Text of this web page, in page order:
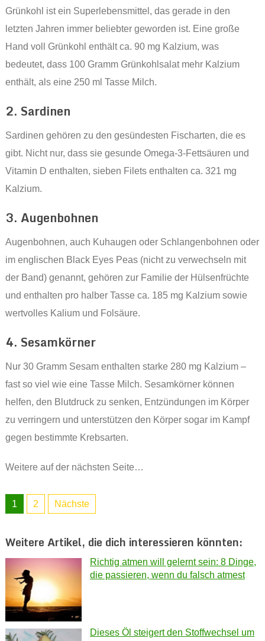
Grünkohl ist ein Superlebensmittel, das gerade in den
letzten Jahren immer beliebter geworden ist. Eine große
Hand voll Grünkohl enthält ca. 90 mg Kalzium, was
bedeutet, dass 100 Gramm Grünkohlsalat mehr Kalzium
enthält, als eine 250 ml Tasse Milch.
2. Sardinen
Sardinen gehören zu den gesündesten Fischarten, die es
gibt. Nicht nur, dass sie gesunde Omega-3-Fettsäuren und
Vitamin D enthalten, sieben Filets enthalten ca. 321 mg
Kalzium.
3. Augenbohnen
Augenbohnen, auch Kuhaugen oder Schlangenbohnen oder
im englischen Black Eyes Peas (nicht zu verwechseln mit
der Band) genannt, gehören zur Familie der Hülsenfrüchte
und enthalten pro halber Tasse ca. 185 mg Kalzium sowie
wertvolles Kalium und Folsäure.
4. Sesamkörner
Nur 30 Gramm Sesam enthalten starke 280 mg Kalzium –
fast so viel wie eine Tasse Milch. Sesamkörner können
helfen, den Blutdruck zu senken, Entzündungen im Körper
zu verringern und unterstützen den Körper sogar im Kampf
gegen bestimmte Krebsarten.
Weitere auf der nächsten Seite…
1 2 Nächste
Weitere Artikel, die dich interessieren könnten:
Richtig atmen will gelernt sein: 8 Dinge,
die passieren, wenn du falsch atmest
Dieses Öl steigert den Stoffwechsel um